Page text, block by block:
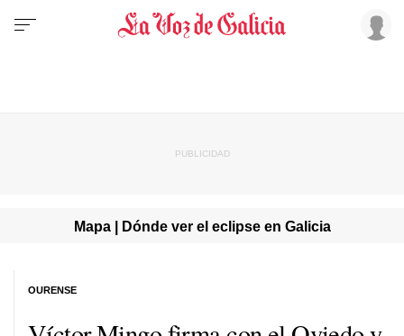
Mapa | Dónde ver el eclipse en Galicia
OURENSE